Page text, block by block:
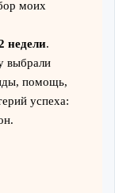
моих
недели.
выбрали
помощь,
успеха: